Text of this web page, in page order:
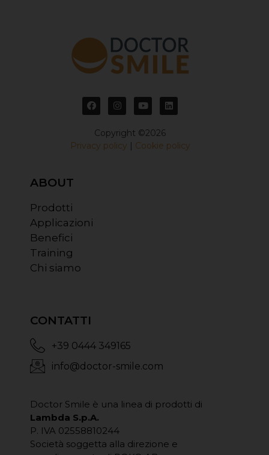
Copyright ©2026
Privacy policy | Cookie policy
ABOUT
Prodotti
Applicazioni
Benefici
Training
Chi siamo
CONTATTI
+39 0444 349165
info@doctor-smile.com
Doctor Smile è una linea di prodotti di
Lambda S.p.A.
P. IVA 02558810244
Società soggetta alla direzione e